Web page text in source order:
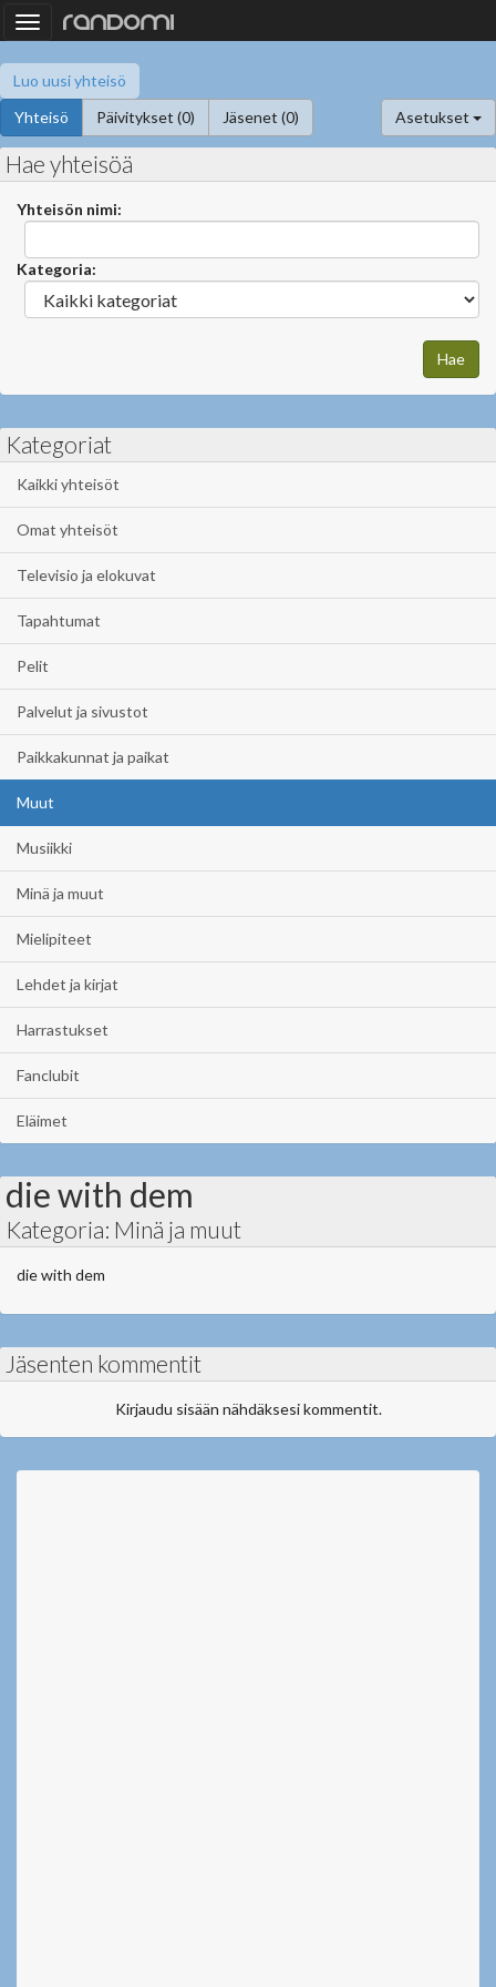
Toggle
navigation
Luo uusi yhteisö
Yhteisö
Päivitykset (0) Jäsenet (0) Asetukset
Hae yhteisöä
Yhteisön nimi:
Kategoria:
Kategoriat
Kaikki yhteisöt
Omat yhteisöt
Televisio ja elokuvat
Tapahtumat
Pelit
Palvelut ja sivustot
Paikkakunnat ja paikat
Muut
Musiikki
Minä ja muut
Mielipiteet
Lehdet ja kirjat
Harrastukset
Fanclubit
Eläimet
die with dem
Kategoria: Minä ja muut
die with dem
Jäsenten kommentit
Kirjaudu sisään nähdäksesi kommentit.